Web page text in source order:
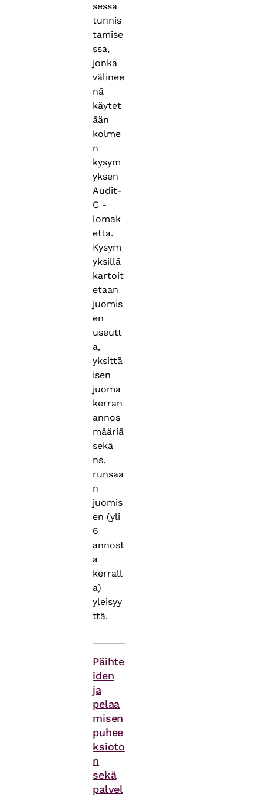
sessa
tunnis
tamise
ssa,
jonka
välinee
nä
käytet
ään
kolme
n
kysym
yksen
Audit-
C -
lomak
etta.
Kysym
yksillä
kartoit
etaan
juomis
en
useutt
a,
yksittä
isen
juoma
kerran
annos
määriä
sekä
ns.
runsaa
n
juomis
en (yli
6
annost
a
kerrall
a)
yleisyy
ttä.
Päihte
iden
ja
pelaa
misen
puhee
ksioto
n
sekä
palvel